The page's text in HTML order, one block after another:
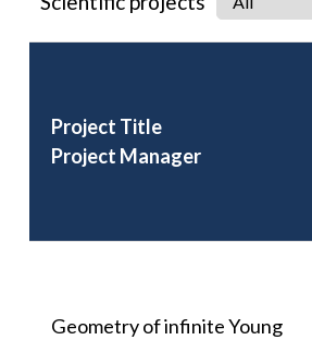
Project Title
Project Manager
Geometry of infinite Young